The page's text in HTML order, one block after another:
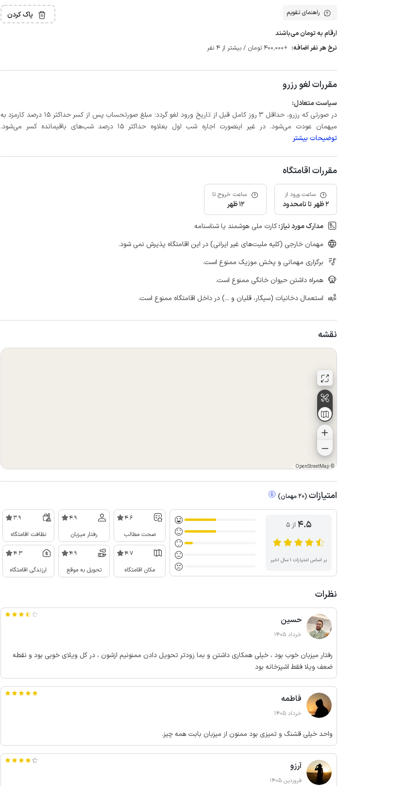
راهنمای تقویم پاک کردن
ارقام به تومان می‌باشند
نرخ هر نفر اضافه: +400٬000 تومان / بیشتر از 4 نفر
مقررات لغو رزرو
سیاست متعادل:
در صورتی که رزرو، حداقل 3 روز کامل قبل از تاریخ ورود لغو گردد؛ مبلغ صورتحساب پس از کسر حداکثر 15 درصد کارمزد به
میهمان عودت می‌شود. در غیر اینصورت اجاره شب اول بعلاوه حداکثر 15 درصد شب‌های باقیمانده کسر می‌شود.
توضیحات بیشتر
مقررات اقامتگاه
ساعت ورود از
2 ظهر تا نامحدود
ساعت خروج تا
12 ظهر
مدارک مورد نیاز:کارت ملی هوشمند یا شناسنامه
مهمان خارجی (کلیه ملیت‌های غیر ایرانی) در این اقامتگاه پذیرش نمی شود.
برگزاری مهمانی و پخش موزیک ممنوع است.
همراه داشتن حیوان خانگی ممنوع است.
استعمال دخانیات (سیگار، قلیان و ...) در داخل اقامتگاه ممنوع است.
نقشه
©
OpenStreetMap
امتیازات (
20مهمان)
4.5 از ۵
بر اساس امتیازات ۱ سال اخیر
4.6
صحت مطالب
4.9
رفتار میزبان
3.9
نظافت اقامتگاه
4.7
مکان اقامتگاه
4.9
تحویل به موقع
4.3
ارزندگی اقامتگاه
نظرات
حسین
خرداد 1405
رفتار میزبان خوب بود ، خیلی همکاری داشتن و بما زودتر تحویل دادن ممنونیم ازشون ، در کل ویلای خوبی بود و نقطه
ضعف ویلا فقط اشپزخانه بود
فاطمه
خرداد 1405
واحد خیلی قشنگ و تمیزی بود ممنون از میزبان بابت همه چیز.
آرزو
فروردین 1405